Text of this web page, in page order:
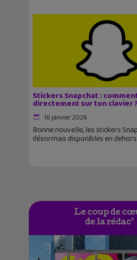
Stickers Snapchat :
directement sur ton clavier
16 janvier 2026
Bonne nouvelle, les stickers
désormais disponibles en
Le coup de
de la rédac’